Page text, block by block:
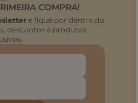
COMPRA!
e fique por dentro do
descontos e produtos